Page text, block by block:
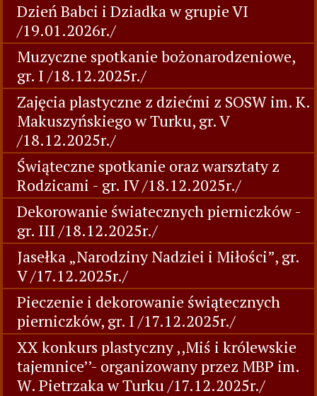
Dzień Babci i Dziadka w grupie VI
/19.01.2026r./
Muzyczne spotkanie bożonarodzeniowe,
gr. I /18.12.2025r./
Zajęcia plastyczne z dziećmi z SOSW im. K.
Makuszyńskiego w Turku, gr. V
/18.12.2025r./
Świąteczne spotkanie oraz warsztaty z
Rodzicami - gr. IV /18.12.2025r./
Dekorowanie światecznych pierniczków -
gr. III /18.12.2025r./
Jasełka „Narodziny Nadziei i Miłości”, gr.
V /17.12.2025r./
Pieczenie i dekorowanie świątecznych
pierniczków, gr. I /17.12.2025r./
XX konkurs plastyczny ,,Miś i królewskie
tajemnice’’- organizowany przez MBP im.
W. Pietrzaka w Turku /17.12.2025r./